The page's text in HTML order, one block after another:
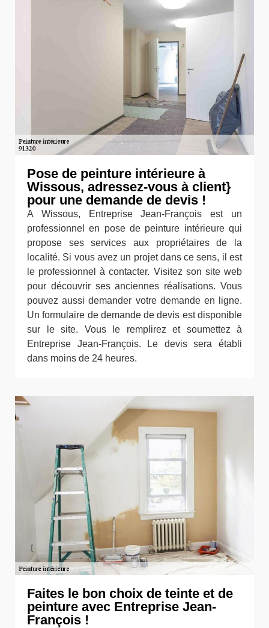
Pose de peinture intérieure à
Wissous, adressez-vous à client}
pour une demande de devis !
A Wissous, Entreprise Jean-François est un
professionnel en pose de peinture intérieure qui
propose ses services aux propriétaires de la
localité. Si vous avez un projet dans ce sens, il est
le professionnel à contacter. Visitez son site web
pour découvrir ses anciennes réalisations. Vous
pouvez aussi demander votre demande en ligne.
Un formulaire de demande de devis est disponible
sur le site. Vous le remplirez et soumettez à
Entreprise Jean-François. Le devis sera établi
dans moins de 24 heures.
Faites le bon choix de teinte et de
peinture avec Entreprise Jean-
François !